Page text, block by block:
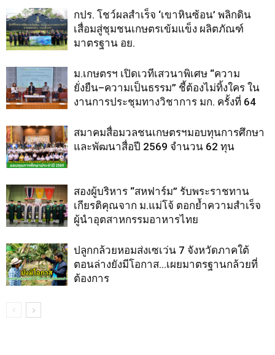
กปร. โชว์ผลสำเร็จ ‘เขาหินซ้อน’ พลิกดิน
เสื่อมสู่ชุมชนเกษตรเข้มแข็ง ผลิตภัณฑ์
มาตรฐาน อย.
ม.เกษตรฯ เปิดเวทีเสวนาพิเศษ “ความ
ยั่งยืน–ความเป็นธรรม” ชี้ต้องไม่ทิ้งใคร ใน
งานการประชุมทางวิชาการ มก. ครั้งที่ 64
สมาคมสื่อมวลชนเกษตรฯมอบทุนการศึกษา
และพัฒนาสื่อปี 2569 จำนวน 62 ทุน
สองผู้บริหาร “สหฟาร์ม” รับพระราชทาน
เกียรติคุณจาก ม.แม่โจ้ ตอกย้ำความสำเร็จ
ผู้นำอุตสาหกรรมอาหารไทย
ปลูกกล้วยหอมส่งเซเว่น 7 จังหวัดภาคใต้
ตอนล่างยังมีโอกาส…เผยมาตรฐานกล้วยที่
ต้องการ